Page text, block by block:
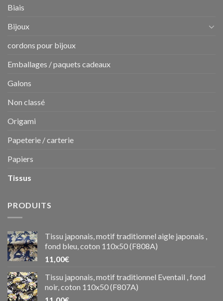
Biais
Bijoux
cordons pour bijoux
Emballages / paquets cadeaux
Galons
Non classé
Origami
Papeterie / carterie
Papiers
Tissus
PRODUITS
Tissu japonais, motif traditionnel aigle japonais ,
fond bleu, coton 110x50 (F808A)
11,00€
Tissu japonais, motif traditionnel Eventail , fond
noir, coton 110x50 (F807A)